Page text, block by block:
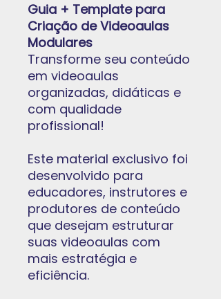
Guia + Template para
Criação de Videoaulas
Modulares
Transforme seu conteúdo
em videoaulas
organizadas, didáticas e
com qualidade
profissional!
Este material exclusivo foi
desenvolvido para
educadores, instrutores e
produtores de conteúdo
que desejam estruturar
suas videoaulas com
mais estratégia e
eficiência.